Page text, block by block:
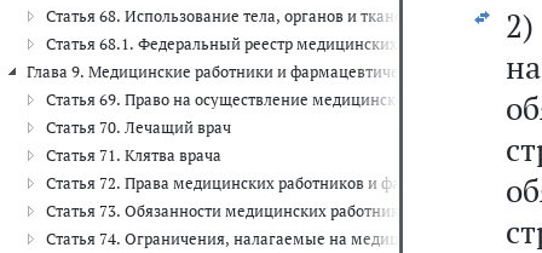
Статья 68. Использование тела, органов и тканей умершего
Статья 68.1. Федеральный реестр медицинских документов о
Глава 9. Медицинские работники и фармацевтические работники,
Статья 69. Право на осуществление медицинской деятельности и
Статья 70. Лечащий врач
Статья 71. Клятва врача
Статья 72. Права медицинских работников и фармацевтических
Статья 73. Обязанности медицинских работников и
Статья 74. Ограничения, налагаемые на медицинских